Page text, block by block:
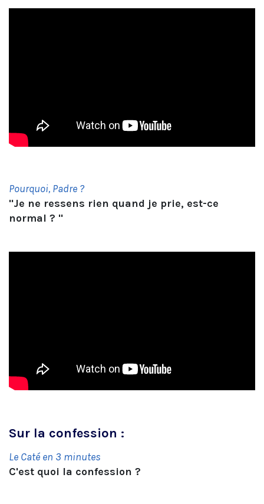
Pourquoi, Padre ?
"Je ne ressens rien quand je prie, est-ce
normal ? "
Sur la confession :
Le Caté en 3 minutes
C'est quoi la confession ?